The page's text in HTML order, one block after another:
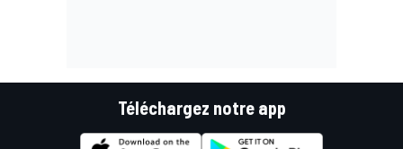
Téléchargez notre app